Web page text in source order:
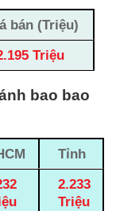
bán (Triệu)
Triệu
bao bao
Tỉnh
2.233
Triệu